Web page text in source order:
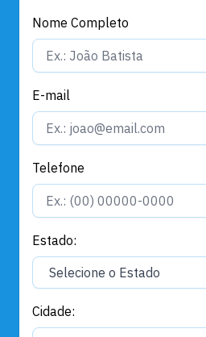
Nome Completo
E-mail
Telefone
Estado:
Cidade: